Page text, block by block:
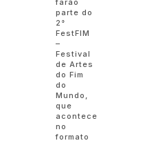
farão
parte do
2°
FestFIM
–
Festival
de Artes
do Fim
do
Mundo,
que
acontece
no
formato